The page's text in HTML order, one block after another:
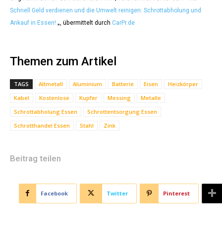
Schnell Geld verdienen und die Umwelt reinigen: Schrottabholung und
Ankauf in Essen! „, übermittelt durch CarPr.de
Themen zum Artikel
TAGS Altmetall Aluminium Batterie Eisen
Heizkörper
Kabel
Kostenlose Kupfer Messing
Metalle
Schrottabholung Essen
Schrottentsorgung Essen
Schrotthandel Essen
Stahl Zink
Beitrag teilen
Facebook Twitter Pinterest